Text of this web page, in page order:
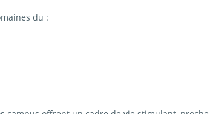
du :